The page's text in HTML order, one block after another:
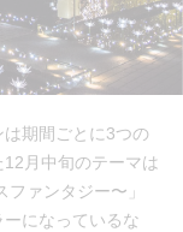
期間ごとに3つの
月中旬のテーマは
ァンタジー〜」
になっているな